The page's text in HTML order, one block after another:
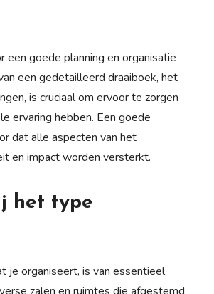
goede planning en organisatie
een gedetailleerd draaiboek, het
is cruciaal om ervoor te zorgen
ervaring hebben. Een goede
dat alle aspecten van het
en impact worden versterkt.
het type
je organiseert, is van essentieel
zalen en ruimtes die afgestemd